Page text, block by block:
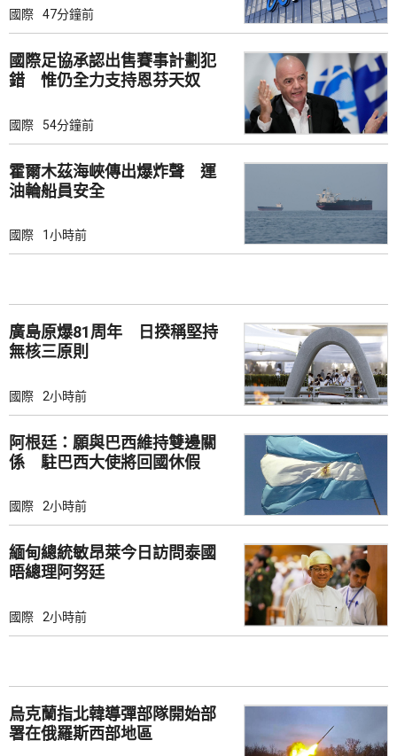
國際 47分鐘前
國際足協承認出售賽事計劃犯
錯 惟仍全力支持恩芬天奴
國際 54分鐘前
霍爾木茲海峽傳出爆炸聲 運
油輪船員安全
國際 1小時前
廣島原爆81周年 日揆稱堅持
無核三原則
國際 2小時前
阿根廷：願與巴西維持雙邊關
係 駐巴西大使將回國休假
國際 2小時前
緬甸總統敏昂萊今日訪問泰國
晤總理阿努廷
國際 2小時前
烏克蘭指北韓導彈部隊開始部
署在俄羅斯西部地區